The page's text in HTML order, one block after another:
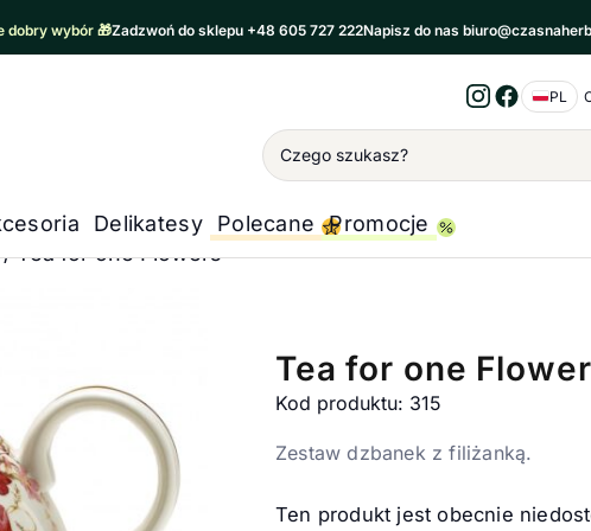
dobry wybór 🎁Zadzwoń do sklepu +48 605 727 222Napisz do nas
Instagram
PL
Wyszukiwanie
Delikatesy Polecane
Promocje
Tea for one Flowers
Tea for one
Kod produktu: 315
Zestaw dzbanek z filiżanką.
Ten produkt jest obecnie